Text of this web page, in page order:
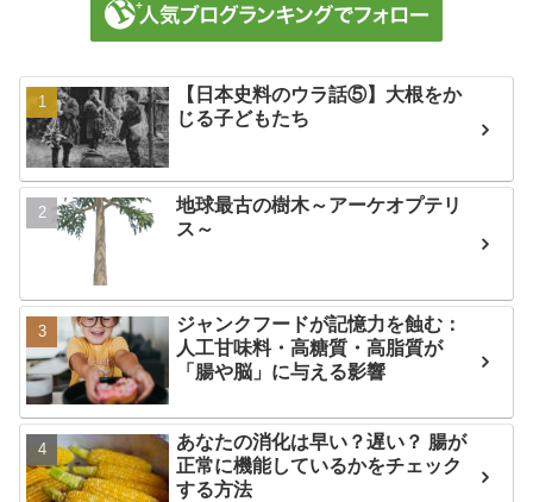
【日本史料のウラ話⑤】大根をか
じる子どもたち
地球最古の樹木～アーケオプテリ
ス～
ジャンクフードが記憶力を蝕む：
人工甘味料・高糖質・高脂質が
「腸や脳」に与える影響
あなたの消化は早い？遅い？ 腸が
正常に機能しているかをチェック
する方法